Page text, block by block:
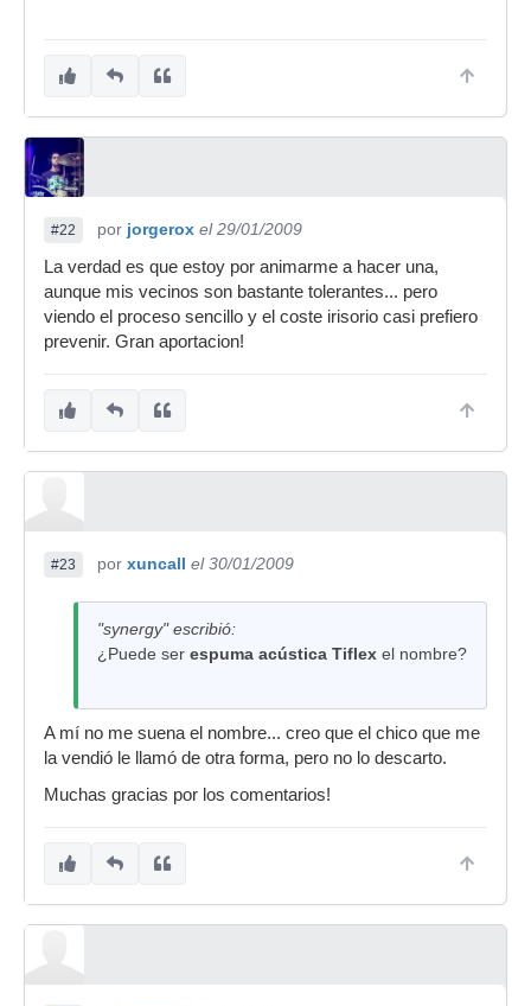
#22 por jorgerox el 29/01/2009
La verdad es que estoy por animarme a hacer una,
aunque mis vecinos son bastante tolerantes... pero
viendo el proceso sencillo y el coste irisorio casi prefiero
prevenir. Gran aportacion!
#23 por xuncall el 30/01/2009
"synergy" escribió:
¿Puede ser espuma acústica Tiflex el nombre?
A mí no me suena el nombre... creo que el chico que me
la vendió le llamó de otra forma, pero no lo descarto.
Muchas gracias por los comentarios!